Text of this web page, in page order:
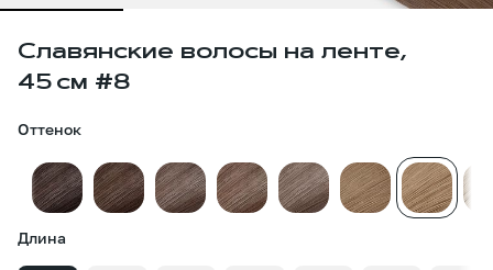
Славянские волосы на ленте,
45 см #8
Оттенок
Длина